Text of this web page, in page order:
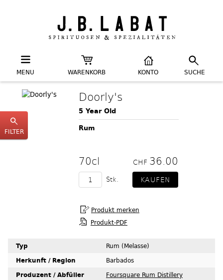
MENU WARENKORB KONTO SUCHE
FILTER
Doorly's
5 Year Old
Rum
70cl CHF 36.00
Stk.
Produkt-PDF
Typ
Rum (Melasse)
Herkunft / Region
Barbados
Produzent / Abfüller
Foursquare Rum Distillery